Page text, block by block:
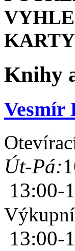
Knihy
Vesmír
Út-Pá:
13:00-
13:00-